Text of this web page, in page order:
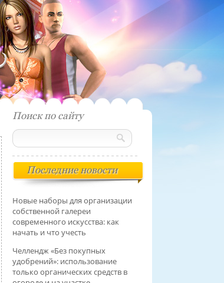
Поиск по сайту
Последние новости
Новые наборы для организации
собственной галереи
современного искусства: как
начать и что учесть
Челлендж «Без покупных
удобрений»: использование
только органических средств в